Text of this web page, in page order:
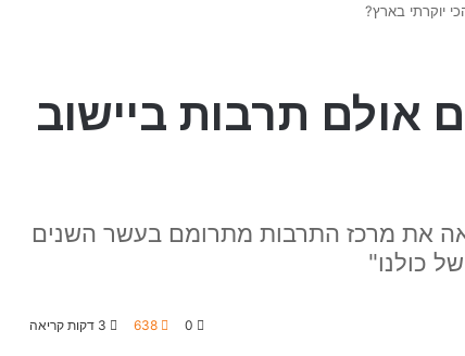
יוקרתי בארץ?
אולם תרבות ביישוב
את מרכז התרבות מתרומם בעשר השנים
כולנו"
0
638